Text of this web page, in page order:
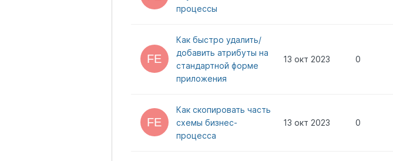
процессы
Как быстро удалить/
добавить атрибуты на
стандартной форме
приложения
13 окт 2023 0
Как скопировать часть
схемы бизнес-
процесса
13 окт 2023 0